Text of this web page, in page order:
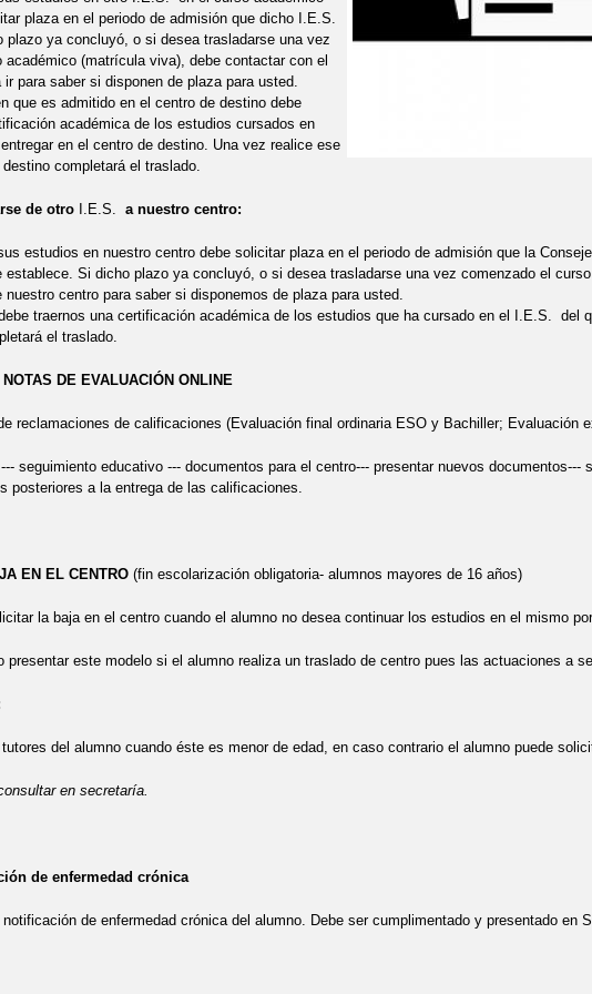
plaza en el periodo de admisión que dicho I.E.S.
plazo ya concluyó, o si desea trasladarse una vez
académico (matrícula viva), debe contactar con el
para saber si disponen de plaza para usted.
que es admitido en el centro de destino debe
académica de los estudios cursados en
en el centro de destino. Una vez realice ese
completará el traslado.
de otro I.E.S. a nuestro centro:
estudios en nuestro centro debe solicitar plaza en el periodo de admisión que la
establece. Si dicho plazo ya concluyó, o si desea trasladarse una vez comenzado el
centro para saber si disponemos de plaza para usted.
traernos una certificación académica de los estudios que ha cursado en el I.E.S. del
el traslado.
DE EVALUACIÓN ONLINE
de calificaciones (Evaluación final ordinaria ESO y Bachiller; Evaluación
seguimiento educativo --- documentos para el centro--- presentar nuevos
posteriores a la entrega de las calificaciones.
EN EL CENTRO (fin escolarización obligatoria- alumnos mayores de 16 años)
la baja en el centro cuando el alumno no desea continuar los estudios en el
este modelo si el alumno realiza un traslado de centro pues las actuaciones a
del alumno cuando éste es menor de edad, en caso contrario el alumno puede
en secretaría.
de enfermedad crónica
de enfermedad crónica del alumno. Debe ser cumplimentado y presentado en